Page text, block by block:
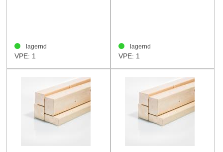
lagernd
VPE: 1
lagernd
VPE: 1